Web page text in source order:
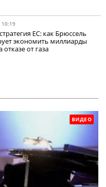
ЕС: как Брюссель
экономить миллиарды
отказе от газа
ВИДЕО